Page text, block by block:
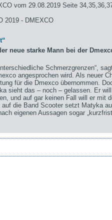
vom 29.08.2019 Seite
2019 - DMEXCO
neue starke Mann bei der
Schmerzgrenzen“,
angesprochen wird. Als neuer
für die Dmexco übernommen.
sieht das – noch – gelassen. Er
und auf gar keinen Fall will er mit
die Band Scooter setzt Matyka
eigenen Aussagen sogar